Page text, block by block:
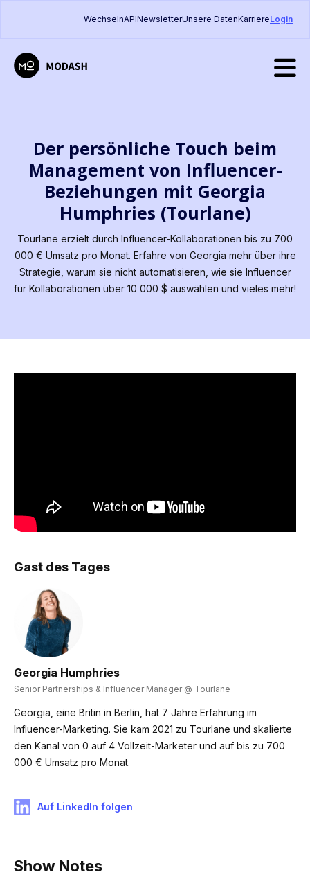
WechselnAPINewsletterUnsere DatenKarriereLogin
Der persönliche Touch beim
Management von Influencer-
Beziehungen mit Georgia
Humphries (Tourlane)
Tourlane erzielt durch Influencer-Kollaborationen bis zu 700
000 € Umsatz pro Monat. Erfahre von Georgia mehr über ihre
Strategie, warum sie nicht automatisieren, wie sie Influencer
für Kollaborationen über 10 000 $ auswählen und vieles mehr!
Gast des Tages
Georgia Humphries
Senior Partnerships & Influencer Manager @ Tourlane
Georgia, eine Britin in Berlin, hat 7 Jahre Erfahrung im
Influencer-Marketing. Sie kam 2021 zu Tourlane und skalierte
den Kanal von 0 auf 4 Vollzeit-Marketer und auf bis zu 700
000 € Umsatz pro Monat.
Auf LinkedIn folgen
Show Notes